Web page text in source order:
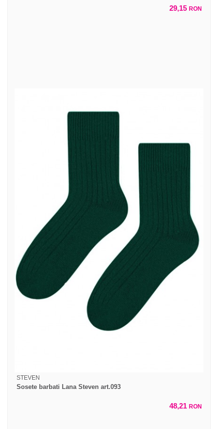
29,15 RON
STEVEN
Sosete barbati Lana Steven art.093
48,21 RON